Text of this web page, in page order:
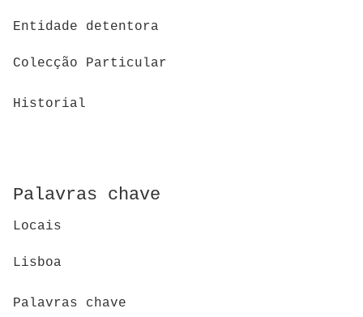
Entidade detentora
Colecção Particular
Historial
Palavras chave
Locais
Lisboa
Palavras chave